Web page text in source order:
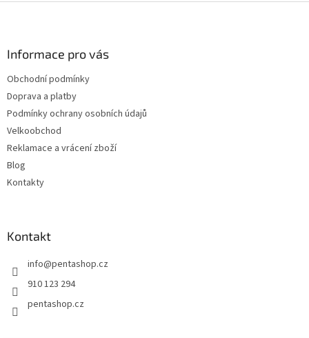
Informace pro vás
Obchodní podmínky
Doprava a platby
Podmínky ochrany osobních údajů
Velkoobchod
Reklamace a vrácení zboží
Blog
Kontakty
Kontakt
info@pentashop.cz
910 123 294
pentashop.cz